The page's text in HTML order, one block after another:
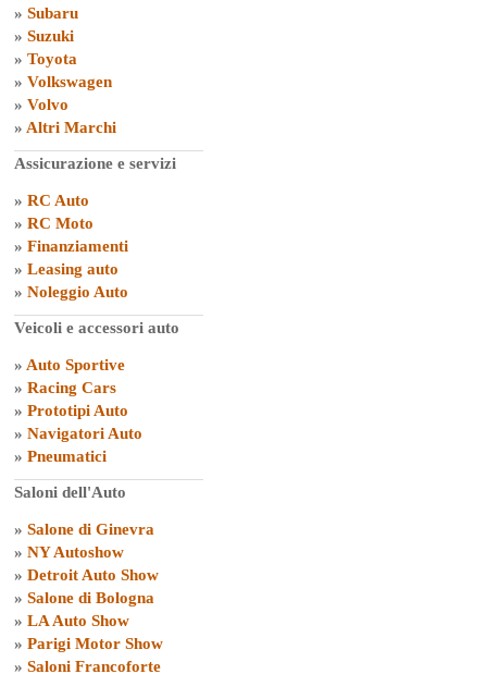
» Subaru
» Suzuki
» Toyota
» Volkswagen
» Volvo
» Altri Marchi
Assicurazione e servizi
» RC Auto
» RC Moto
» Finanziamenti
» Leasing auto
» Noleggio Auto
Veicoli e accessori auto
» Auto Sportive
» Racing Cars
» Prototipi Auto
» Navigatori Auto
» Pneumatici
Saloni dell'Auto
» Salone di Ginevra
» NY Autoshow
» Detroit Auto Show
» Salone di Bologna
» LA Auto Show
» Parigi Motor Show
» Saloni Francoforte